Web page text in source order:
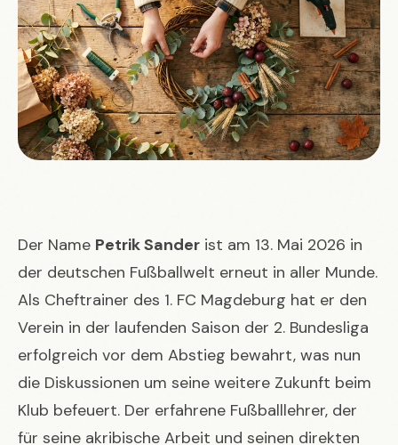
Der Name Petrik Sander ist am 13. Mai 2026 in
der deutschen Fußballwelt erneut in aller Munde.
Als Cheftrainer des 1. FC Magdeburg hat er den
Verein in der laufenden Saison der 2. Bundesliga
erfolgreich vor dem Abstieg bewahrt, was nun
die Diskussionen um seine weitere Zukunft beim
Klub befeuert. Der erfahrene Fußballlehrer, der
für seine akribische Arbeit und seinen direkten